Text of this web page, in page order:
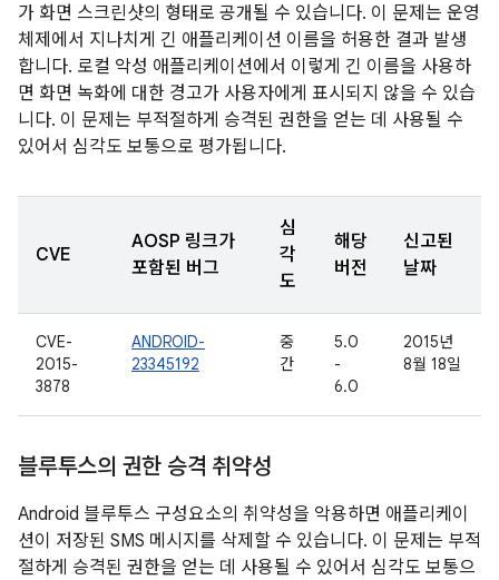
가 화면 스크린샷의 형태로 공개될 수 있습니다. 이 문제는 운영
체제에서 지나치게 긴 애플리케이션 이름을 허용한 결과 발생
합니다. 로컬 악성 애플리케이션에서 이렇게 긴 이름을 사용하
면 화면 녹화에 대한 경고가 사용자에게 표시되지 않을 수 있습
니다. 이 문제는 부적절하게 승격된 권한을 얻는 데 사용될 수
있어서 심각도 보통으로 평가됩니다.
CVE
AOSP 링크가
포함된 버그
심
각
도
해당
버전
신고된
날짜
CVE-
2015-
3878
ANDROID-
23345192
중
간
5.0
-
6.0
2015년
8월 18일
블루투스의 권한 승격 취약성
Android 블루투스 구성요소의 취약성을 악용하면 애플리케이
션이 저장된 SMS 메시지를 삭제할 수 있습니다. 이 문제는 부적
절하게 승격된 권한을 얻는 데 사용될 수 있어서 심각도 보통으